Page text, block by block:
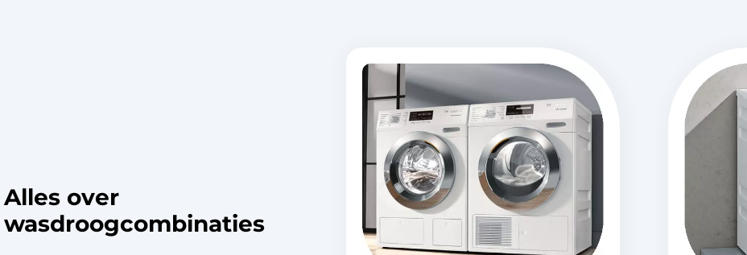
Alles over
wasdroogcombinaties